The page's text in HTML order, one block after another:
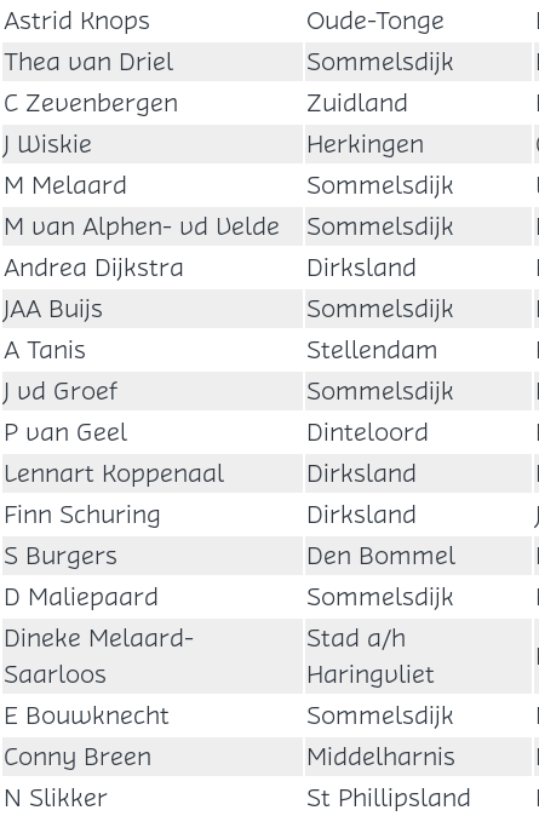
Astrid Knops
Oude-Tonge
Thea van Driel
Sommelsdijk
C Zevenbergen
Zuidland
J Wiskie
Herkingen
M Melaard
Sommelsdijk
M van Alphen- vd Velde
Sommelsdijk
Andrea Dijkstra
Dirksland
JAA Buijs
Sommelsdijk
A Tanis
Stellendam
J vd Groef
Sommelsdijk
P van Geel
Dinteloord
Lennart Koppenaal
Dirksland
Finn Schuring
Dirksland
S Burgers
Den Bommel
D Maliepaard
Sommelsdijk
Dineke Melaard-
Saarloos
Stad a/h
Haringvliet
E Bouwknecht
Sommelsdijk
Conny Breen
Middelharnis
N Slikker
St Phillipsland